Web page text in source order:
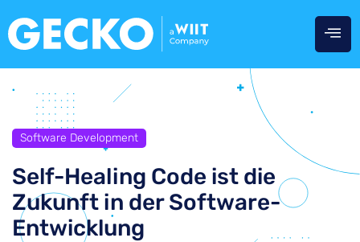
Software Development
Self-Healing Code ist die
Zukunft in der Software-
Entwicklung